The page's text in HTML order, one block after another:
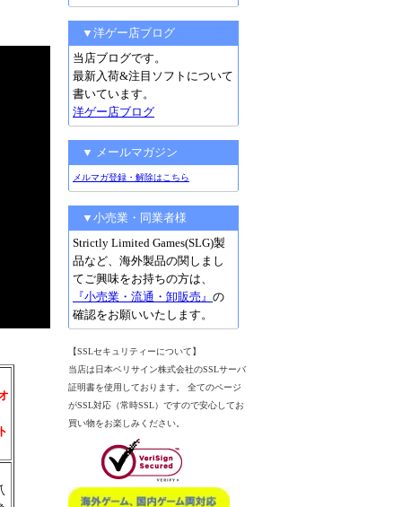
▼洋ゲー店ブログ
当店ブログです。
最新入荷&注目ソフトについて
書いています。
洋ゲー店ブログ
▼ メールマガジン
メルマガ登録・解除はこちら
▼小売業・同業者様
Strictly Limited Games(SLG)製
品など、海外製品の関しまし
てご興味をお持ちの方は、
『小売業・流通・卸販売』 の
確認をお願いいたします。
【SSLセキュリティーについて】
当店は日本ベリサイン株式会社のSSLサーバ
証明書を使用しております。 全てのページ
がSSL対応（常時SSL）ですので安心してお
買い物をお楽しみください。